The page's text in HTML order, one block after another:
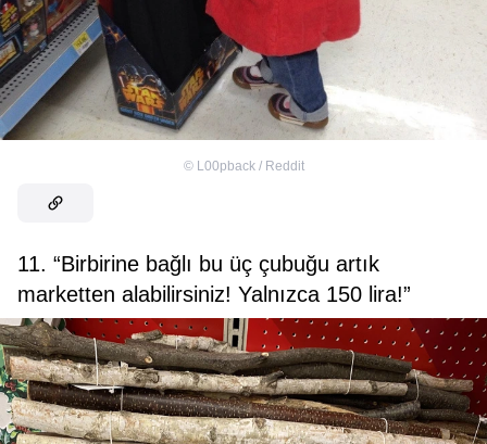
© L00pback / Reddit
11. “Birbirine bağlı bu üç çubuğu artık
marketten alabilirsiniz! Yalnızca 150 lira!”